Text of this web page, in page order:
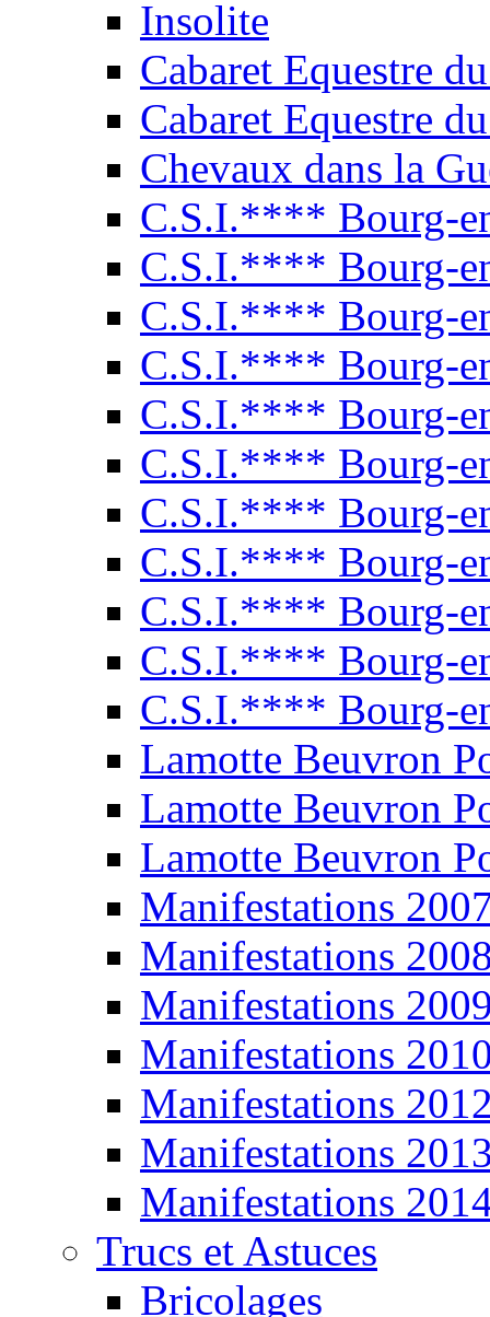
Insolite
Cabaret Equestre
Cabaret Equestre
Chevaux dans la
C.S.I.**** Bourg-
C.S.I.**** Bourg-
C.S.I.**** Bourg-
C.S.I.**** Bourg-
C.S.I.**** Bourg-
C.S.I.**** Bourg-
C.S.I.**** Bourg-
C.S.I.**** Bourg-
C.S.I.**** Bourg-
C.S.I.**** Bourg-
C.S.I.**** Bourg-
Lamotte Beuvron
Lamotte Beuvron
Lamotte Beuvron
Manifestations
Manifestations
Manifestations
Manifestations
Manifestations
Manifestations
Manifestations
Trucs et Astuces
Bricolages